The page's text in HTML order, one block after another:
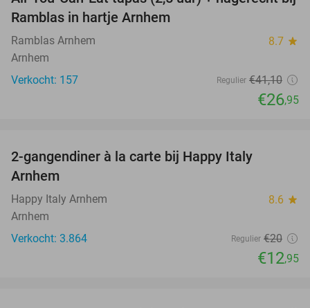
Ramblas in hartje Arnhem
Ramblas Arnhem 8.7 star
Arnhem
Verkocht: 157
Regulier €41,10
€26,95
2-gangendiner à la carte bij Happy Italy
Arnhem
Happy Italy Arnhem 8.6 star
Arnhem
Verkocht: 3.864
Regulier €20
€12,95